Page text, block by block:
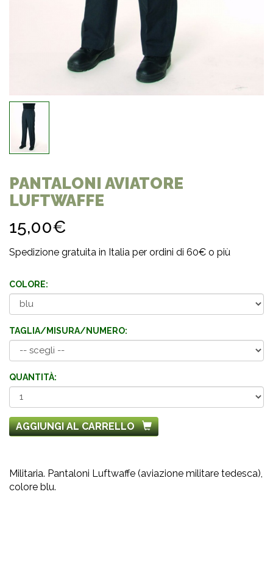
PANTALONI AVIATORE
LUFTWAFFE
15,00€
Spedizione gratuita in Italia per ordini di 60€ o più
COLORE:
TAGLIA/MISURA/NUMERO:
QUANTITÀ:
AGGIUNGI AL CARRELLO
Militaria. Pantaloni Luftwaffe (aviazione militare tedesca),
colore blu.